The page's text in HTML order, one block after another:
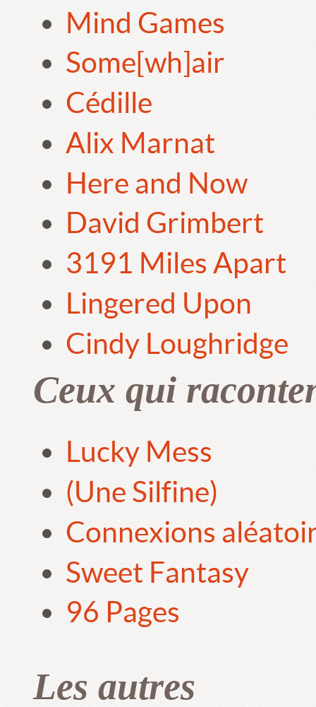
Mind Games
Some[wh]air
Cédille
Alix Marnat
Here and Now
David Grimbert
3191 Miles Apart
Lingered Upon
Cindy Loughridge
Ceux qui
Lucky Mess
(Une Silfine)
Connexions
Sweet Fantasy
96 Pages
Les autres